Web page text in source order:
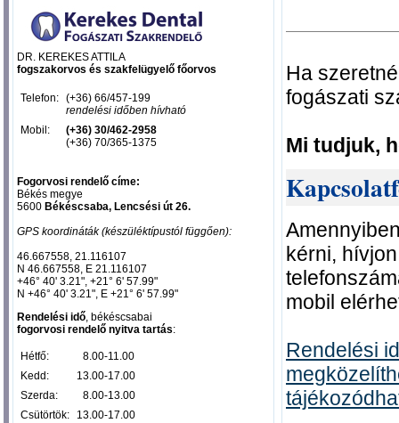
DR. KEREKES ATTILA
fogszakorvos és szakfelügyelő főorvos
Telefon: (+36) 66/457-199
rendelési időben hívható
Mobil:
(+36) 30/462-2958
(+36) 70/365-1375
Fogorvosi rendelő címe:
Békés megye
5600 Békéscsaba, Lencsési út 26.
GPS koordináták (készüléktípustól függően):
46.667558, 21.116107‎
N 46.667558, E 21.116107‎
+46° 40' 3.21", +21° 6' 57.99"
N +46° 40' 3.21", E +21° 6' 57.99"
Rendelési idő, békéscsabai
fogorvosi rendelő nyitva tartás:
Hétfő:
8.00-11.00
Kedd:
13.00-17.00
Szerda:
8.00-13.00
Csütörtök:
13.00-17.00
Ha
fogászati
Mi tudjuk,
kérni,
mobil
Rendelési